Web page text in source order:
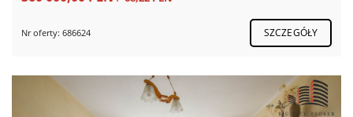
Nr oferty: 686624 SZCZEGÓŁY